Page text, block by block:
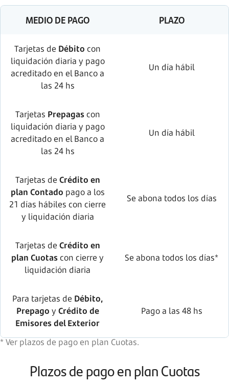
MEDIO DE PAGO PLAZO
Tarjetas de Débito con
liquidación diaria y pago
acreditado en el Banco a
las 24 hs
Un día hábil
Tarjetas Prepagascon
liquidación diaria y pago
acreditado en el Banco a
las 24 hs
Un día hábil
Tarjetas de Crédito en
plan Contado pago a los
21 días hábiles con cierre
y liquidación diaria
Se abona todos los días
Tarjetas de Crédito en
plan Cuotascon cierre y
liquidación diaria
Se abona todos los días*
Para tarjetas de Débito,
Prepago y Crédito de
Emisores del Exterior
Pago a las 48 hs
* Ver plazos de pago en plan Cuotas.
Plazos de pago en plan Cuotas